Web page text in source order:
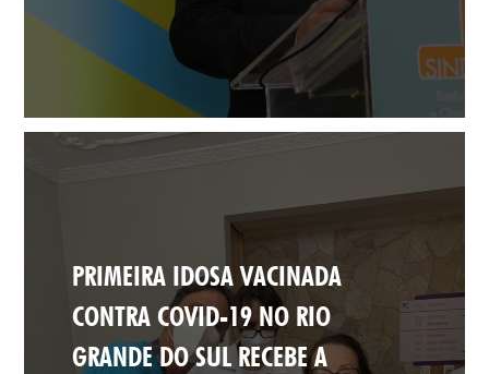
PRIMEIRA IDOSA VACINADA
CONTRA COVID-19 NO RIO
GRANDE DO SUL RECEBE A